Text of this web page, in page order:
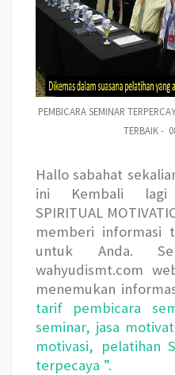
PEMBICARA SEMINAR
TERBAIK -
Hallo sabahat
ini Kembali
SPIRITUAL
memberi informasi
untuk Anda.
wahyudismt.com
menemukan
tarif pembicara
seminar, jasa
motivasi, pelatihan
terpecaya ”.